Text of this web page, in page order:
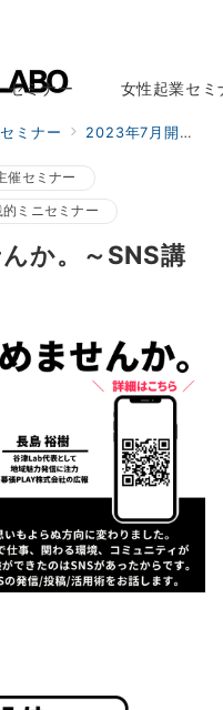
セミナー 女性起業セミ
セミナー 2023年7月開催
催セミナー
的ミニセミナー
か。～SNS講